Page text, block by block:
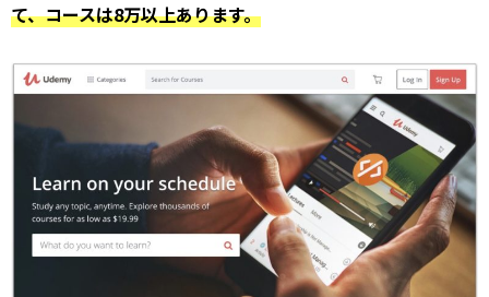
て、コースは8万以上あります。